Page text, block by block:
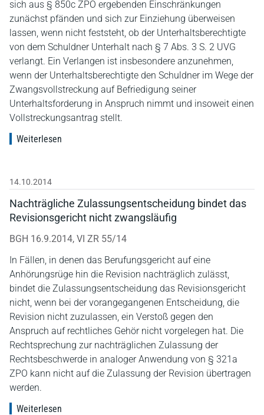
sich aus § 850c ZPO ergebenden Einschränkungen
zunächst pfänden und sich zur Einziehung überweisen
lassen, wenn nicht feststeht, ob der Unterhaltsberechtigte
von dem Schuldner Unterhalt nach § 7 Abs. 3 S. 2 UVG
verlangt. Ein Verlangen ist insbesondere anzunehmen,
wenn der Unterhaltsberechtigte den Schuldner im Wege der
Zwangsvollstreckung auf Befriedigung seiner
Unterhaltsforderung in Anspruch nimmt und insoweit einen
Vollstreckungsantrag stellt.
Weiterlesen
14.10.2014
Nachträgliche Zulassungsentscheidung bindet das
Revisionsgericht nicht zwangsläufig
BGH 16.9.2014, VI ZR 55/14
In Fällen, in denen das Berufungsgericht auf eine
Anhörungsrüge hin die Revision nachträglich zulässt,
bindet die Zulassungsentscheidung das Revisionsgericht
nicht, wenn bei der vorangegangenen Entscheidung, die
Revision nicht zuzulassen, ein Verstoß gegen den
Anspruch auf rechtliches Gehör nicht vorgelegen hat. Die
Rechtsprechung zur nachträglichen Zulassung der
Rechtsbeschwerde in analoger Anwendung von § 321a
ZPO kann nicht auf die Zulassung der Revision übertragen
werden.
Weiterlesen